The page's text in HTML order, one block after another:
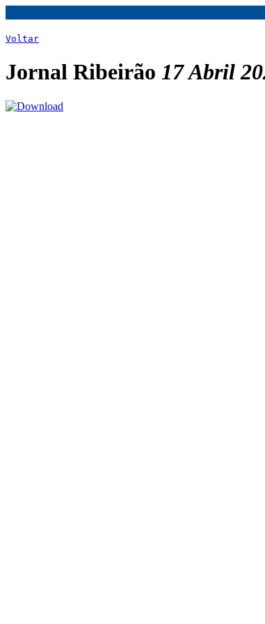
Voltar
Jornal Ribeirão 17 Abril